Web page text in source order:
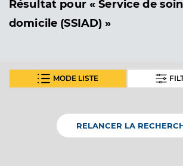
Résultat dans Annuaire
pour « Service de
domicile (SSIAD) »
MODE LISTE
Etablissement de
Voir l’offre identifiée
RELANCER LA